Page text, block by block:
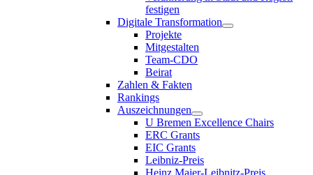
festigen
Digitale Transformation
Projekte
Mitgestalten
Team-CDO
Beirat
Zahlen & Fakten
Rankings
Auszeichnungen
U Bremen Excellence Chairs
ERC Grants
EIC Grants
Leibniz-Preis
Heinz Maier-Leibnitz-Preis